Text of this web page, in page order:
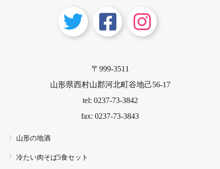
〒999-3511
山形県西村山郡河北町谷地己56-17
tel: 0237-73-3842
fax: 0237-73-3843
山形の地酒
冷たい肉そば5食セット